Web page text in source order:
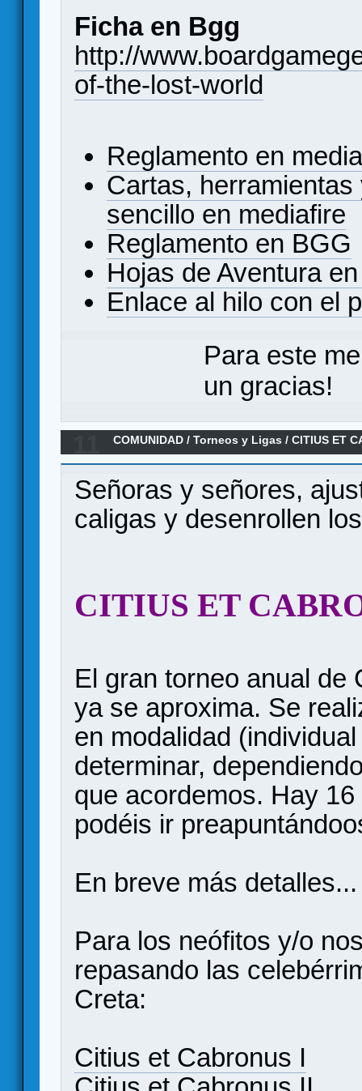
Ficha en Bgg
http://
of-the-lost-world
Reglamento en
Cartas,
sencillo en mediafire
Reglamento en BGG
Hojas de Aventura
Enlace al hilo con el
Para este
un gracias!
COMUNIDAD /Torneos y Ligas /CITIUS ET
Señoras y señores,
caligas y desenrollen
CITIUS ET
El gran torneo anual de
ya se aproxima. Se
en modalidad
determinar,
que acordemos. Hay
podéis ir
En breve más detalles...
Para los neófitos y/o
repasando las
Creta:
Citius et Cabronus I